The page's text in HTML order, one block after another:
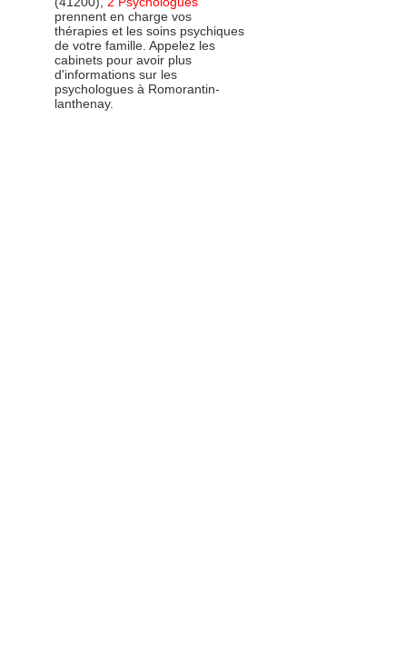
prennent en charge vos
thérapies et les soins psychiques
de votre famille. Appelez les
cabinets pour avoir plus
d'informations sur les
psychologues à Romorantin-
lanthenay.